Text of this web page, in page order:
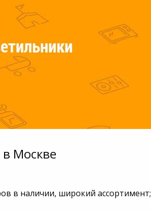
Москве
в наличии, широкий ассортимент;